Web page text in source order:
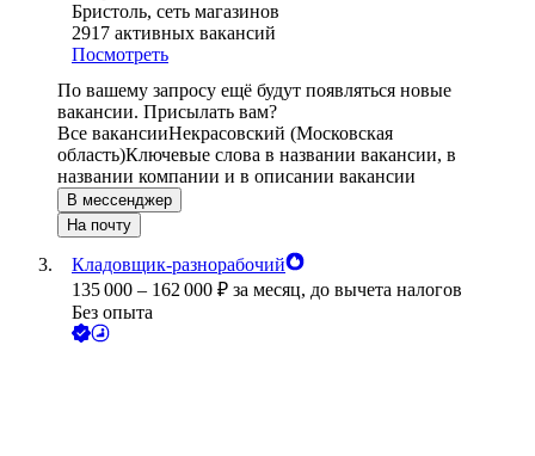
Бристоль, сеть магазинов
2917 активных вакансий
Посмотреть
По вашему запросу ещё будут появляться новые
вакансии. Присылать вам?
Все вакансииНекрасовский (Московская
область)Ключевые слова в названии вакансии, в
названии компании и в описании вакансии
В мессенджер
На почту
Кладовщик-разнорабочий
135 000 – 162 000 ₽ за месяц, до вычета налогов
Без опыта